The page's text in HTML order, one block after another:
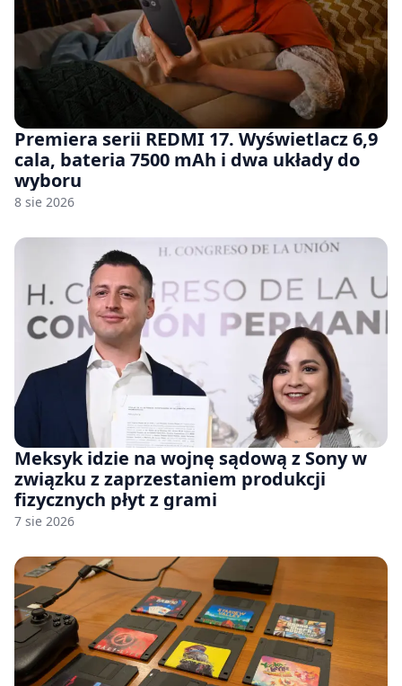
Premiera serii REDMI 17. Wyświetlacz 6,9
cala, bateria 7500 mAh i dwa układy do
wyboru
8 sie 2026
Meksyk idzie na wojnę sądową z Sony w
związku z zaprzestaniem produkcji
fizycznych płyt z grami
7 sie 2026